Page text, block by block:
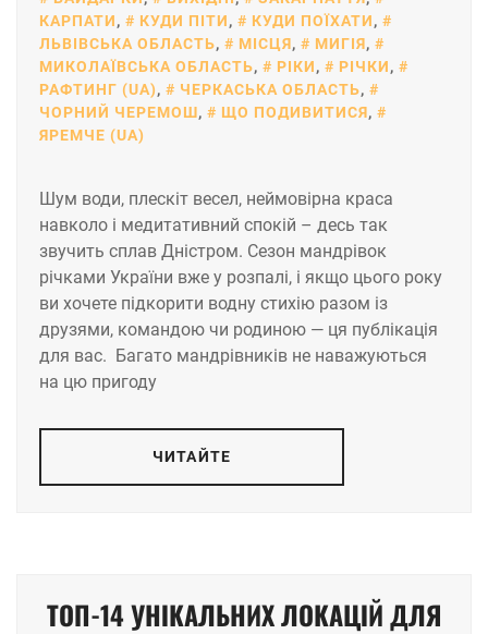
КАРПАТИ, КУДИ ПІТИ, КУДИ ПОЇХАТИ,
ЛЬВІВСЬКА ОБЛАСТЬ, МІСЦЯ, МИГІЯ,
МИКОЛАЇВСЬКА ОБЛАСТЬ, РІКИ, РІЧКИ,
РАФТИНГ (UA), ЧЕРКАСЬКА ОБЛАСТЬ,
ЧОРНИЙ ЧЕРЕМОШ, ЩО ПОДИВИТИСЯ,
ЯРЕМЧЕ (UA)
Шум води, плескіт весел, неймовірна краса
навколо і медитативний спокій – десь так
звучить сплав Дністром. Сезон мандрівок
річками України вже у розпалі, і якщо цього року
ви хочете підкорити водну стихію разом із
друзями, командою чи родиною — ця публікація
для вас. Багато мандрівників не наважуються
на цю пригоду
ЧИТАЙТЕ
ТОП-14 УНІКАЛЬНИХ ЛОКАЦІЙ ДЛЯ